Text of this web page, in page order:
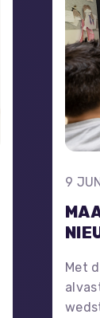
9
Met